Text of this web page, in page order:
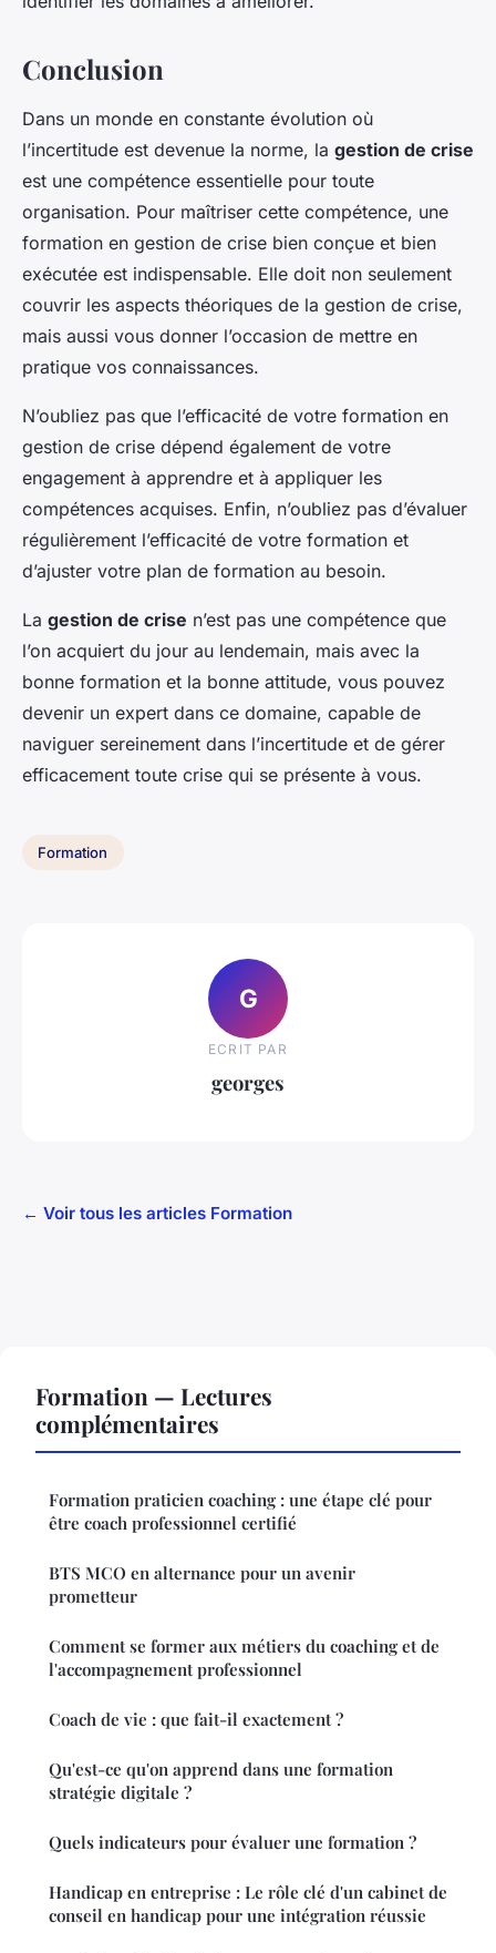
Conclusion
Dans un monde en constante évolution où
l’incertitude est devenue la norme, la gestion de crise
est une compétence essentielle pour toute
organisation. Pour maîtriser cette compétence, une
formation en gestion de crise bien conçue et bien
exécutée est indispensable. Elle doit non seulement
couvrir les aspects théoriques de la gestion de crise,
mais aussi vous donner l’occasion de mettre en
pratique vos connaissances.
N’oubliez pas que l’efficacité de votre formation en
gestion de crise dépend également de votre
engagement à apprendre et à appliquer les
compétences acquises. Enfin, n’oubliez pas d’évaluer
régulièrement l’efficacité de votre formation et
d’ajuster votre plan de formation au besoin.
La gestion de crise n’est pas une compétence que
l’on acquiert du jour au lendemain, mais avec la
bonne formation et la bonne attitude, vous pouvez
devenir un expert dans ce domaine, capable de
naviguer sereinement dans l’incertitude et de gérer
efficacement toute crise qui se présente à vous.
Formation
G
ECRIT PAR
georges
← Voir tous les articles Formation
Formation — Lectures
complémentaires
Formation praticien coaching : une étape clé pour
être coach professionnel certifié
BTS MCO en alternance pour un avenir
prometteur
Comment se former aux métiers du coaching et de
l'accompagnement professionnel
Coach de vie : que fait-il exactement ?
Qu'est-ce qu'on apprend dans une formation
stratégie digitale ?
Quels indicateurs pour évaluer une formation ?
Handicap en entreprise : Le rôle clé d'un cabinet de
conseil en handicap pour une intégration réussie